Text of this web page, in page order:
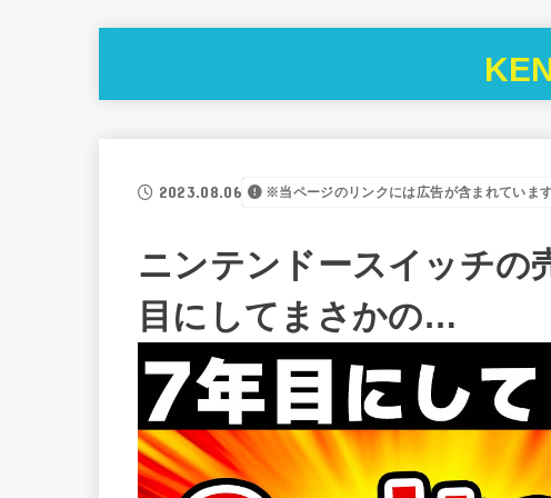
2023.08.06 ※当ページのリンクには広告が含まれています
ニンテンドースイッチの
目にしてまさかの…